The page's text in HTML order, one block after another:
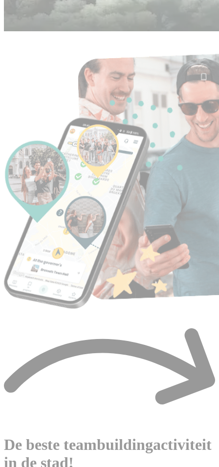
De beste teambuildingactiviteit
in de stad!